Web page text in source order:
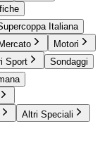
Italiana
Mercato
Motori
Sport
Sondaggi
Altri Speciali